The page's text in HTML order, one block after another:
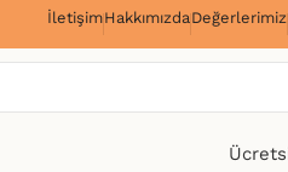
İletişimHakkımızdaDeğerlerimiz